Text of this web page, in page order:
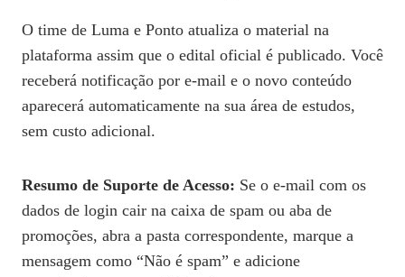
O time de Luma e Ponto atualiza o material na
plataforma assim que o edital oficial é publicado. Você
receberá notificação por e‑mail e o novo conteúdo
aparecerá automaticamente na sua área de estudos,
sem custo adicional.
Resumo de Suporte de Acesso: Se o e‑mail com os
dados de login cair na caixa de spam ou aba de
promoções, abra a pasta correspondente, marque a
mensagem como “Não é spam” e adicione